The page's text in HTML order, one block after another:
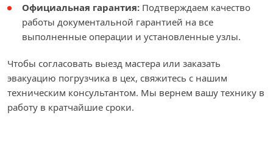
Официальная гарантия: Подтверждаем качество
работы документальной гарантией на все
выполненные операции и установленные узлы.
Чтобы согласовать выезд мастера или заказать
эвакуацию погрузчика в цех, свяжитесь с нашим
техническим консультантом. Мы вернем вашу технику в
работу в кратчайшие сроки.